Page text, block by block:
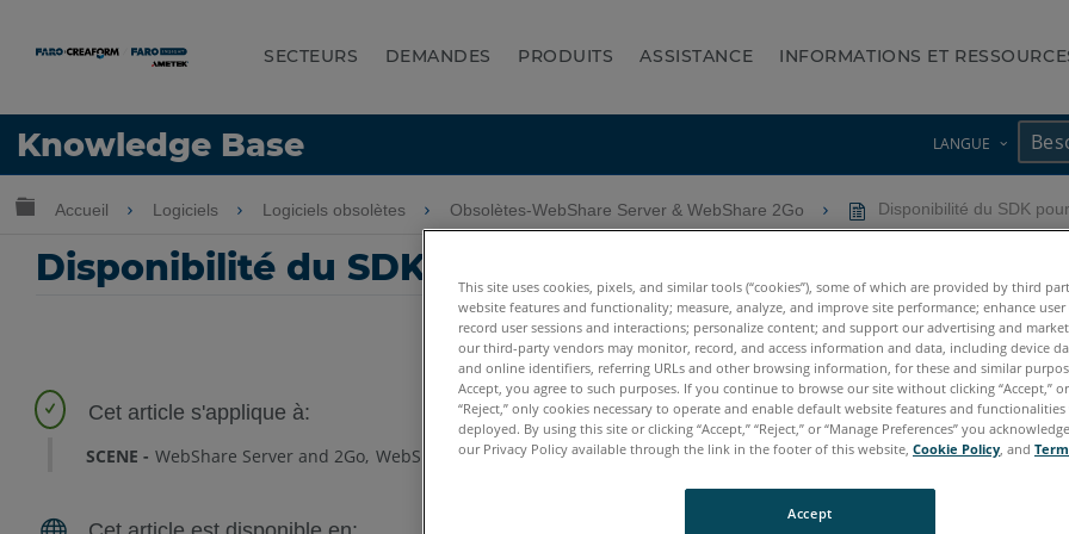
SECTEURS DEMANDES PRODUITS ASSISTANCE INFORMATIONS ET
Knowledge Base LANGUE
LANGUE
Développer/réduire la hiérarchie globale
Accueil Logiciels Logiciels obsolètes Obsolètes-WebShare Server & WebShare 2Go Disponibilité du SDK
Disponibilité du SDK pour FARO Webshare Server
SCENE WebShare Server and 2Go WebShare Server et Webshare 2Go
This site uses cookies, pixels, and similar tools (“cookies”), some of which are provided by third
website features and functionality; measure, analyze, and improve site performance; enhance user
record user sessions and interactions; personalize content; and support our advertising and
our third-party vendors may monitor, record, and access information and data, including device
and online identifiers, referring URLs and other browsing information, for these and similar
Accept, you agree to such purposes. If you continue to browse our site without clicking “Accept,”
“Reject,” only cookies necessary to operate and enable default website features and
deployed. By using this site or clicking “Accept,” “Reject,” or “Manage Preferences” you
our Privacy Policy available through the link in the footer of this website, Cookie Policy, and
Accept